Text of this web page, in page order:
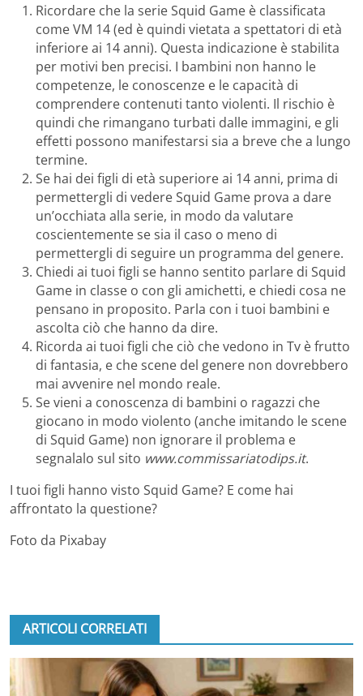
Ricordare che la serie Squid Game è classificata
come VM 14 (ed è quindi vietata a spettatori di età
inferiore ai 14 anni). Questa indicazione è stabilita
per motivi ben precisi. I bambini non hanno le
competenze, le conoscenze e le capacità di
comprendere contenuti tanto violenti. Il rischio è
quindi che rimangano turbati dalle immagini, e gli
effetti possono manifestarsi sia a breve che a lungo
termine.
Se hai dei figli di età superiore ai 14 anni, prima di
permettergli di vedere Squid Game prova a dare
un’occhiata alla serie, in modo da valutare
coscientemente se sia il caso o meno di
permettergli di seguire un programma del genere.
Chiedi ai tuoi figli se hanno sentito parlare di Squid
Game in classe o con gli amichetti, e chiedi cosa ne
pensano in proposito. Parla con i tuoi bambini e
ascolta ciò che hanno da dire.
Ricorda ai tuoi figli che ciò che vedono in Tv è frutto
di fantasia, e che scene del genere non dovrebbero
mai avvenire nel mondo reale.
Se vieni a conoscenza di bambini o ragazzi che
giocano in modo violento (anche imitando le scene
di Squid Game) non ignorare il problema e
segnalalo sul sito www.commissariatodips.it.
I tuoi figli hanno visto Squid Game? E come hai
affrontato la questione?
Foto da Pixabay
ARTICOLI CORRELATI